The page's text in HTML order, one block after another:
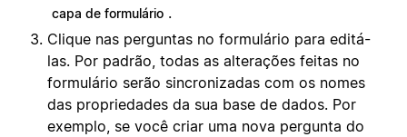
capa de formulário .
Clique nas perguntas no formulário para editá-
las. Por padrão, todas as alterações feitas no
formulário serão sincronizadas com os nomes
das propriedades da sua base de dados. Por
exemplo, se você criar uma nova pergunta do